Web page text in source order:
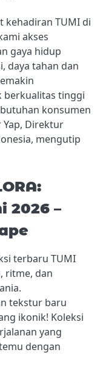
kehadiran TUMI di
akses
gaya hidup
daya tahan dan
berkualitas tinggi
konsumen
Direktur
mengutip
2026 –
terbaru TUMI
ritme, dan
tekstur baru
ikonik! Koleksi
yang
dengan